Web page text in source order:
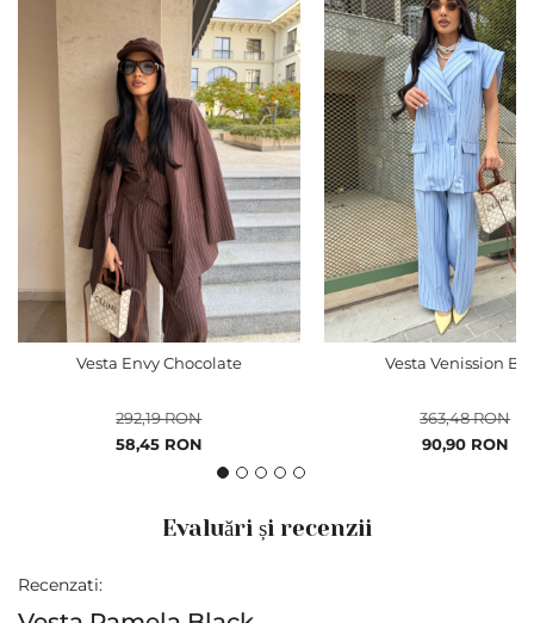
Vesta Envy Chocolate
Pret
58,45 RON
292,19 RON
Vesta Venission
Pret
90,90 RON
363,48 RON
Evaluări și recenzii
Recenzati: